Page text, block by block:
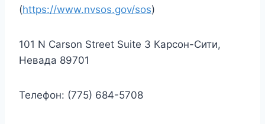
(https://www.nvsos.gov/sos)
101 N Carson Street Suite 3 Карсон-Сити,
Невада 89701
Телефон: (775) 684-5708